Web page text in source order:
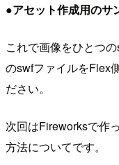
●アセット作成用のサ
これで画像をひとつ
のswfファイルをFlex
ださい。
次回はFireworksで作
方法についてです。